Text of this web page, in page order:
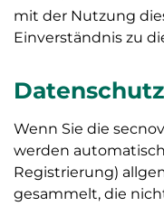
mit der Nutzung
Einverständnis zu
Datenschutz
Wenn Sie die
werden
Registrierung)
gesammelt, die